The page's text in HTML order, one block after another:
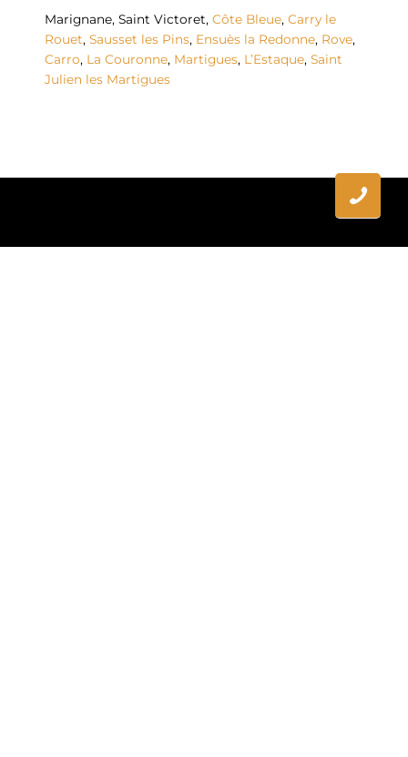
Marignane, Saint Victoret, Côte Bleue, Carry le
Rouet, Sausset les Pins, Ensuès la Redonne, Rove,
Carro, La Couronne, Martigues, L’Estaque, Saint
Julien les Martigues